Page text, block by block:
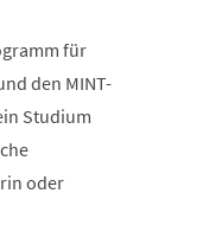
für
den MINT-
Studium
oder